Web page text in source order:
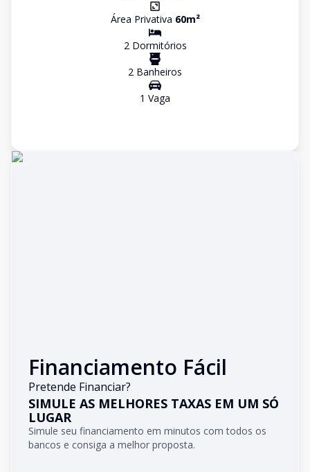
Área Privativa 60m²
2Dormitórios
2 Banheiros
1 Vaga
Financiamento Fácil
Pretende Financiar?
SIMULE AS MELHORES TAXAS EM UM SÓ
LUGAR
Simule seu financiamento em minutos com todos os
bancos e consiga a melhor proposta.